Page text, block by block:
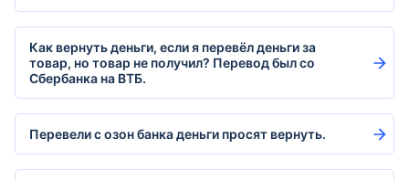
Как вернуть деньги, если я перевёл деньги за
товар, но товар не получил? Перевод был со
Сбербанка на ВТБ.
Перевели с озон банка деньги просят вернуть.